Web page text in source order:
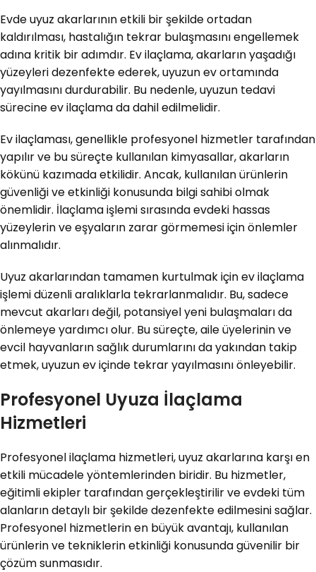
Evde uyuz akarlarının etkili bir şekilde ortadan
kaldırılması, hastalığın tekrar bulaşmasını engellemek
adına kritik bir adımdır. Ev ilaçlama, akarların yaşadığı
yüzeyleri dezenfekte ederek, uyuzun ev ortamında
yayılmasını durdurabilir. Bu nedenle, uyuzun tedavi
sürecine ev ilaçlama da dahil edilmelidir.
Ev ilaçlaması, genellikle profesyonel hizmetler tarafından
yapılır ve bu süreçte kullanılan kimyasallar, akarların
kökünü kazımada etkilidir. Ancak, kullanılan ürünlerin
güvenliği ve etkinliği konusunda bilgi sahibi olmak
önemlidir. İlaçlama işlemi sırasında evdeki hassas
yüzeylerin ve eşyaların zarar görmemesi için önlemler
alınmalıdır.
Uyuz akarlarından tamamen kurtulmak için ev ilaçlama
işlemi düzenli aralıklarla tekrarlanmalıdır. Bu, sadece
mevcut akarları değil, potansiyel yeni bulaşmaları da
önlemeye yardımcı olur. Bu süreçte, aile üyelerinin ve
evcil hayvanların sağlık durumlarını da yakından takip
etmek, uyuzun ev içinde tekrar yayılmasını önleyebilir.
Profesyonel Uyuza İlaçlama
Hizmetleri
Profesyonel ilaçlama hizmetleri, uyuz akarlarına karşı en
etkili mücadele yöntemlerinden biridir. Bu hizmetler,
eğitimli ekipler tarafından gerçekleştirilir ve evdeki tüm
alanların detaylı bir şekilde dezenfekte edilmesini sağlar.
Profesyonel hizmetlerin en büyük avantajı, kullanılan
ürünlerin ve tekniklerin etkinliği konusunda güvenilir bir
çözüm sunmasıdır.